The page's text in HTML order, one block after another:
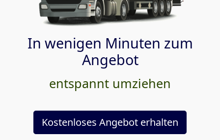
In wenigen Minuten zum
Angebot
entspannt umziehen
Kostenloses Angebot erhalten